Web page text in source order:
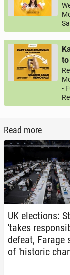
to
-
Read more
UK elec­tions:
'takes
defeat, Farage
of 'his­toric